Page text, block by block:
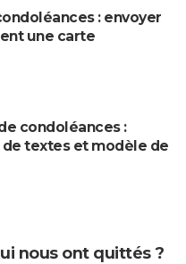
: envoyer
une carte
condoléances :
textes et modèle de
nous ont quittés ?